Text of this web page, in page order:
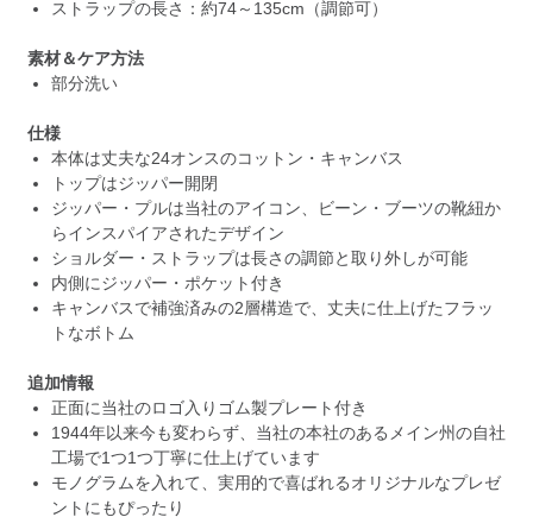
ストラップの長さ：約74～135cm（調節可）
素材＆ケア方法
部分洗い
仕様
本体は丈夫な24オンスのコットン・キャンバス
トップはジッパー開閉
ジッパー・プルは当社のアイコン、ビーン・ブーツの靴紐か
らインスパイアされたデザイン
ショルダー・ストラップは長さの調節と取り外しが可能
内側にジッパー・ポケット付き
キャンバスで補強済みの2層構造で、丈夫に仕上げたフラッ
トなボトム
追加情報
正面に当社のロゴ入りゴム製プレート付き
1944年以来今も変わらず、当社の本社のあるメイン州の自社
工場で1つ1つ丁寧に仕上げています
モノグラムを入れて、実用的で喜ばれるオリジナルなプレゼ
ントにもぴったり